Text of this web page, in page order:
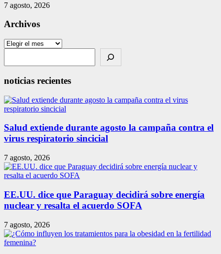
7 agosto, 2026
Archivos
Archivos
noticias recientes
Salud extiende durante agosto la campaña contra el
virus respiratorio sincicial
7 agosto, 2026
EE.UU. dice que Paraguay decidirá sobre energía
nuclear y resalta el acuerdo SOFA
7 agosto, 2026